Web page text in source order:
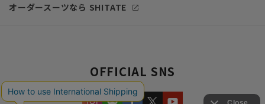
オーダースーツなら SHITATE
OFFICIAL SNS